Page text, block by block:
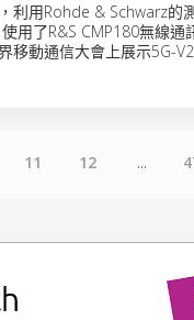
利用Rohde & Schwarz的
用了R&S CMP180無線通
移動通信大會上展示5G-
11 12 ...